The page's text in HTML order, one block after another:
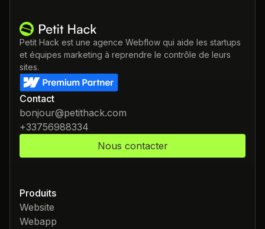
Petit Hack est une agence Webflow qui aide les startups
et équipes marketing à reprendre le contrôle de leurs
sites.
Contact
bonjour@petithack.com
+33756988334
Nous contacter
Produits
Website
Webapp